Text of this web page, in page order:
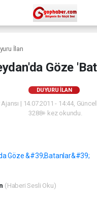
İlan
Göze
DUYURU İLAN
| 14.07.2011 - 14:44,
3288+ kez okundu.
(Haberi Sesli Oku)